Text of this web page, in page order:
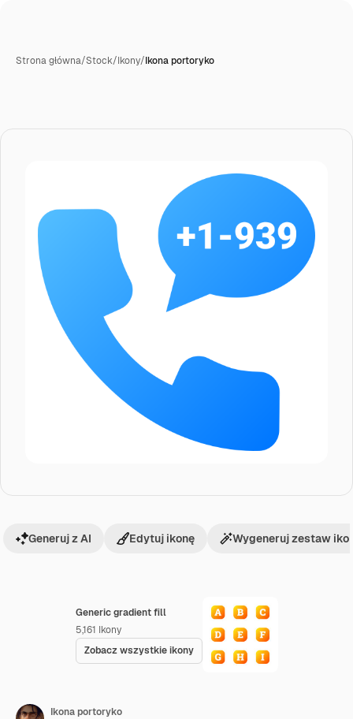
Strona główna/Stock/Ikony/Ikona portoryko
Generic gradient fill
5,161 Ikony
Zobacz wszystkie ikony
Generuj z AI Edytuj ikonę Wygeneruj zestaw
Ikona portoryko